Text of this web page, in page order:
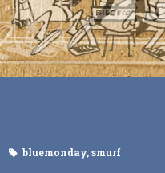
bluemonday,smurf